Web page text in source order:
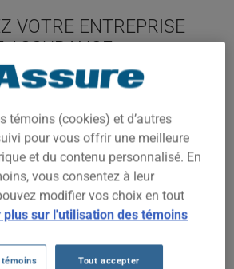
VOTRE ENTREPRISE
ASSURANCE
demande d'assurance
et laissez nos
présenter leurs
pourriez économiser
sont en mesure
témoins (cookies) et d’autres
pour vous offrir une meilleure
et du contenu personnalisé. En
vous consentez à leur
modifier vos choix en tout
plus sur l'utilisation des témoins
Tout accepter